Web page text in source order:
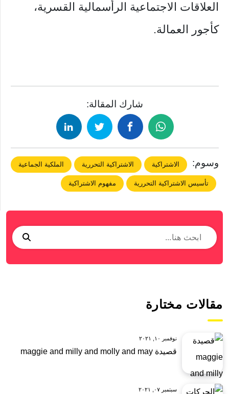
العلاقات الاجتماعية الرأسمالية القسرية،
كأجور العمالة.
شارك المقالة:
وسوم: الاشتراكية الاشتراكية التحررية الملكية الجماعية
تأسيس الاشتراكية التحررية مفهوم الاشتراكية
مقالات مختارة
نوفمبر ١٠, ٢٠٢١
قصيدة maggie and milly and molly and may
سبتمبر ٠٧, ٢٠٢١